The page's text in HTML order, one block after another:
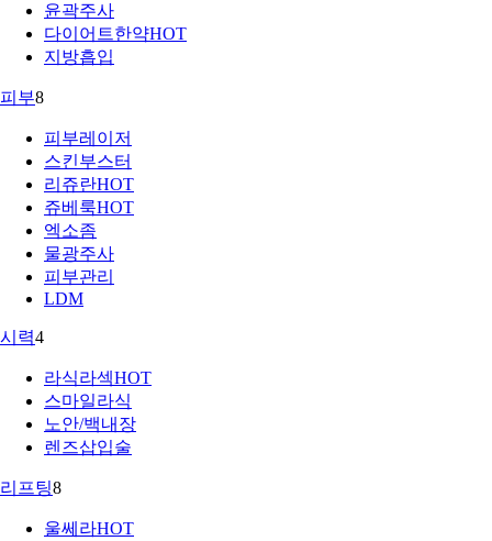
윤곽주사
다이어트한약HOT
지방흡입
피부8
피부레이저
스킨부스터
리쥬란HOT
쥬베룩HOT
엑소좀
물광주사
피부관리
LDM
시력4
라식라섹HOT
스마일라식
노안/백내장
렌즈삽입술
리프팅8
울쎄라HOT